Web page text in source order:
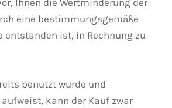
Ihnen die Wertminderung der
eine bestimmungsgemäße
entstanden ist, in Rechnung zu
benutzt wurde und
kann der Kauf zwar